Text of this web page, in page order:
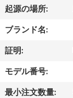
ク
ト
私
達
起源の場所:
ブランド名:
証明:
モデル番号:
最小注文数量: